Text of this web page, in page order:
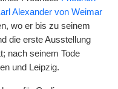
Alexander von Weimar
wo er bis zu seinem
die erste Ausstellung
nach seinem Tode
und Leipzig.